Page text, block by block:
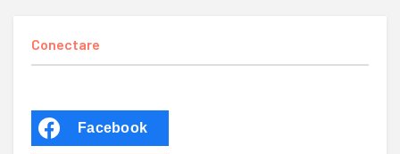
Conectare
Facebook